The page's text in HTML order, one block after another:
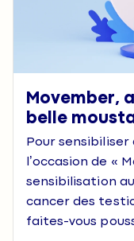
Movember,
belle
Pour sensibiliser
l’occasion de «
sensibilisation
cancer des
faites-vous